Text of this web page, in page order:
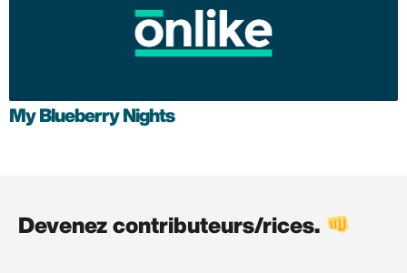
My Blueberry Nights
Devenez contributeurs/rices.